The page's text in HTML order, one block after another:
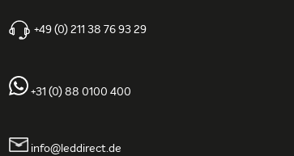
+49 (0) 211 38 76 93 29
+31 (0) 88 0100 400
info@leddirect.de